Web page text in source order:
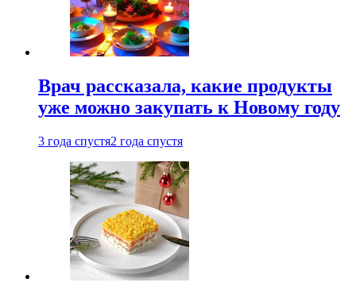
Врач рассказала, какие продукты
уже можно закупать к Новому году
3 года спустя2 года спустя